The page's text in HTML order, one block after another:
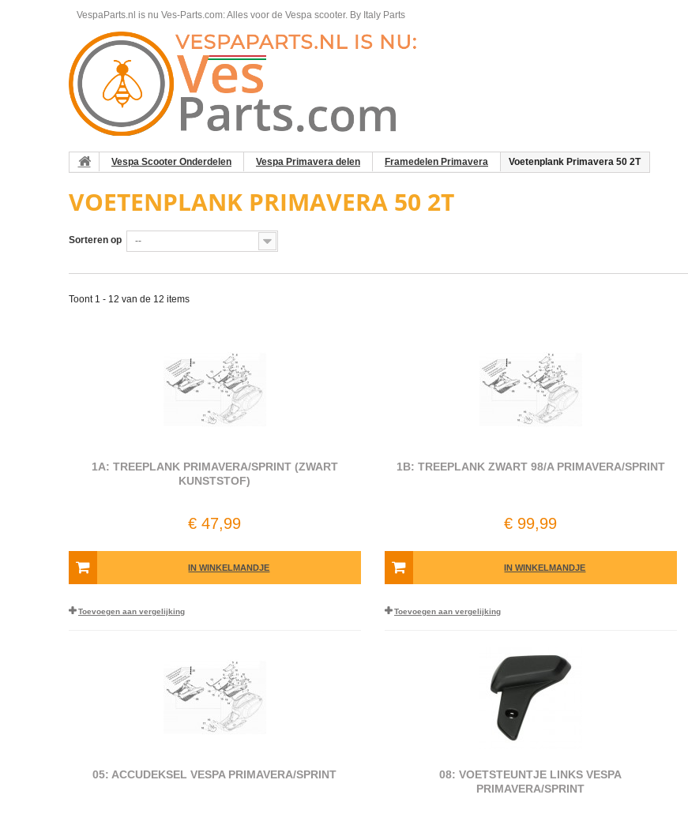
VespaParts.nl is nu Ves-Parts.com: Alles voor de Vespa scooter. By Italy Parts
Vespa Scooter Onderdelen Vespa Primavera delen Framedelen Primavera Voetenplank Primavera 50 2T
VOETENPLANK PRIMAVERA 50 2T
Sorteren op --
Toont 1 - 12 van de 12 items
1A: TREEPLANK PRIMAVERA/SPRINT (ZWART
KUNSTSTOF)
€ 47,99
IN WINKELMANDJE
Toevoegen aan vergelijking
1B: TREEPLANK ZWART 98/A PRIMAVERA/SPRINT
€ 99,99
IN WINKELMANDJE
Toevoegen aan vergelijking
05: ACCUDEKSEL VESPA PRIMAVERA/SPRINT
08: VOETSTEUNTJE LINKS VESPA
PRIMAVERA/SPRINT